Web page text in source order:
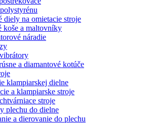
diely na omietacie stroje
koše a maltovníky
náradie
a diamantové kotúče
klampiarskej dielne
a klampiarske stroje
stroje
plechu do dielne
a dierovanie do plechu